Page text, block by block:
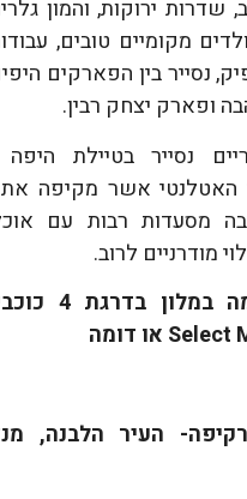
שדרות ירוקות, והמון
מקומיים טובים,
נסייר בין הפארקים
ופארק יצחק רבין.
נסייר בטיילת
האטלנטי אשר מקיפה
מסעדות רבות עם
מודרניים לרוב.
בדרגת 4 כוכבים:
Select או דומה
ארקיפה- העיר הלבנה,